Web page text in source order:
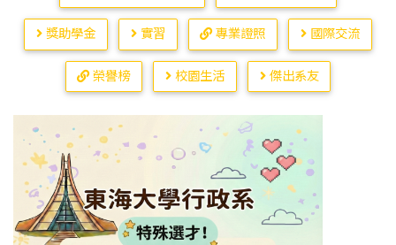
獎助學金 實習 專業證照 國際交流
榮譽榜 校園生活 傑出系友